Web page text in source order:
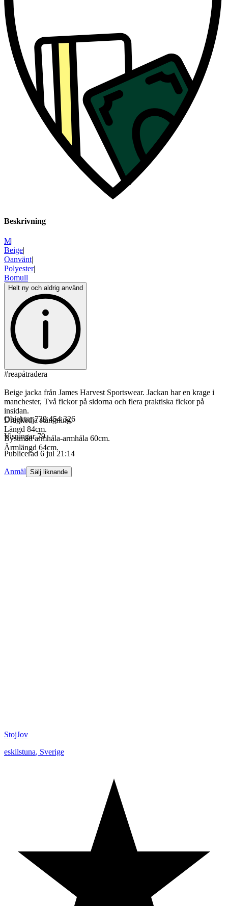
Beskrivning
M|
Beige|
Oanvänt|
Polyester|
Bomull
Helt ny och aldrig använd
#reapåtradera
Beige jacka från James Harvest Sportswear. Jackan har en krage i
manchester, Två fickor på sidorna och flera praktiska fickor på
insidan.
Dragkedja stängning.
Längd 84cm.
Bystmått armhåla-armhåla 60cm.
Ärmlängd 64cm.
Objektnr 739 454 326
Visningar 79
Publicerad 6 jul 21:14
Anmäl Sälj liknande
StojJov
eskilstuna, Sverige